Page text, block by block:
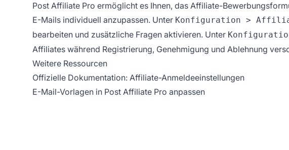
Post Affiliate Pro ermöglicht es Ihnen, das Affiliate-
E-Mails individuell anzupassen. Unter Konfiguration >
bearbeiten und zusätzliche Fragen aktivieren. Unter
Affiliates während Registrierung, Genehmigung und Ablehnung
Weitere Ressourcen
Offizielle Dokumentation: Affiliate-Anmeldeeinstellungen
E-Mail-Vorlagen in Post Affiliate Pro anpassen